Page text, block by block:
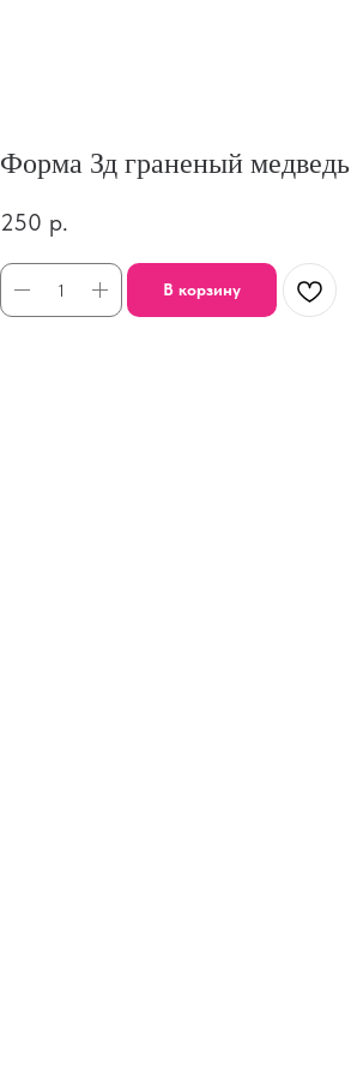
Форма Зд граненый медведь
250 р.
В корзину